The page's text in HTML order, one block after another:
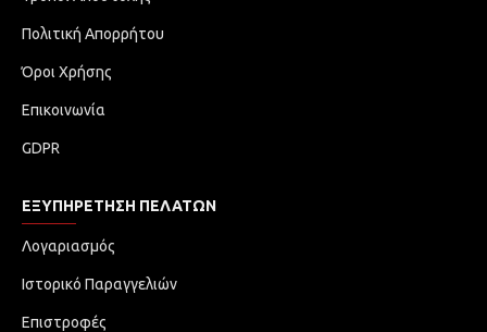
Πολιτική Απορρήτου
Όροι Χρήσης
Επικοινωνία
GDPR
ΕΞΥΠΗΡΈΤΗΣΗ ΠΕΛΑΤΏΝ
Λογαριασμός
Ιστορικό Παραγγελιών
Επιστροφές